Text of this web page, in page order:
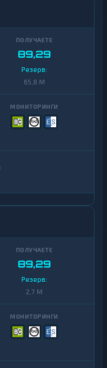
89,29
Резерв:
65,8 M
89,29
Резерв:
2,7 M